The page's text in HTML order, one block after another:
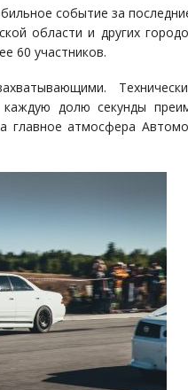
событие за
области и других
60 участников.
долю секунды
главное атмосфера